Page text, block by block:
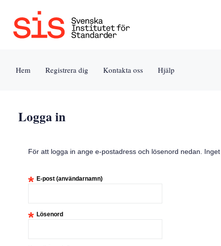
Jump
Hem Registrera dig Kontakta oss Hjälp
Logga in
För att logga in ange e-postadress och lösenord nedan.
* E-post (användarnamn)
* Lösenord